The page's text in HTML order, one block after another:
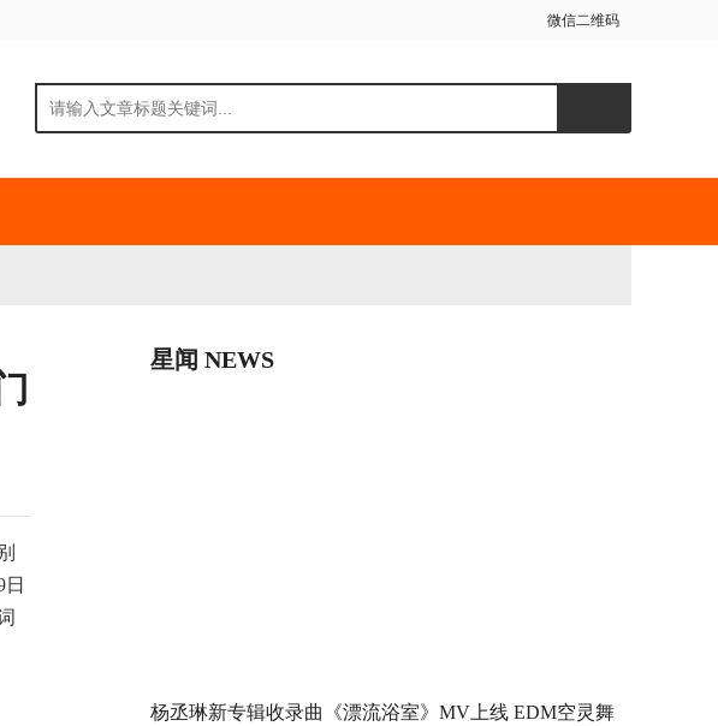
微信二维码
星闻 NEWS
杨丞琳新专辑收录曲《漂流浴室》MV上线 EDM空灵舞